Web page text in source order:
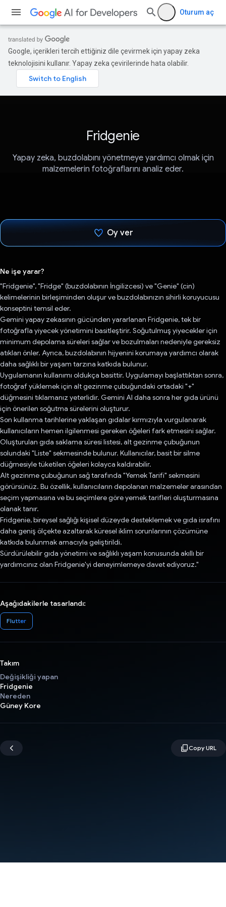
Oturum aç
Google, içerikleri tercih ettiğiniz dile çevirmek için yapay zeka
teknolojisini kullanır. Yapay zeka çevirilerinde hata olabilir.
Fridgenie
Yapay zeka, buzdolabını yönetmeye yardımcı olmak için
malzemelerin fotoğraflarını analiz eder.
Oy ver
Ne işe yarar?
"Fridgenie", "Fridge" (buzdolabının İngilizcesi) ve "Genie" (cin)
kelimelerinin birleşiminden oluşur ve buzdolabınızın sihirli koruyucusu
konseptini temsil eder.
Gemini yapay zekasının gücünden yararlanan Fridgenie, tek bir
fotoğrafla yiyecek yönetimini basitleştirir. Soğutulmuş yiyecekler için
minimum depolama süreleri sağlar ve bozulmaları nedeniyle gereksiz
atıkları önler. Ayrıca, buzdolabının hijyenini korumaya yardımcı olarak
daha sağlıklı bir yaşam tarzına katkıda bulunur.
Uygulamanın kullanımı oldukça basittir. Uygulamayı başlattıktan sonra,
fotoğraf yüklemek için alt gezinme çubuğundaki ortadaki "+"
düğmesini tıklamanız yeterlidir. Gemini AI daha sonra her gıda ürünü
için önerilen soğutma sürelerini oluşturur.
Son kullanma tarihlerine yaklaşan gıdalar kırmızıyla vurgulanarak
kullanıcıların hemen ilgilenmesi gereken öğeleri fark etmesini sağlar.
Oluşturulan gıda saklama süresi listesi, alt gezinme çubuğunun
solundaki "Liste" sekmesinde bulunur. Kullanıcılar, basit bir silme
düğmesiyle tüketilen öğeleri kolayca kaldırabilir.
Alt gezinme çubuğunun sağ tarafında "Yemek Tarifi" sekmesini
görürsünüz. Bu özellik, kullanıcıların depolanan malzemeler arasından
seçim yapmasına ve bu seçimlere göre yemek tarifleri oluşturmasına
olanak tanır.
Fridgenie, bireysel sağlığı kişisel düzeyde desteklemek ve gıda israfını
daha geniş ölçekte azaltarak küresel iklim sorunlarının çözümüne
katkıda bulunmak amacıyla geliştirildi.
Sürdürülebilir gıda yönetimi ve sağlıklı yaşam konusunda akıllı bir
yardımcınız olan Fridgenie'yi deneyimlemeye davet ediyoruz."
Aşağıdakilerle tasarlandı:
Flutter
Takım
Değişikliği yapan
Fridgenie
Nereden
Güney Kore